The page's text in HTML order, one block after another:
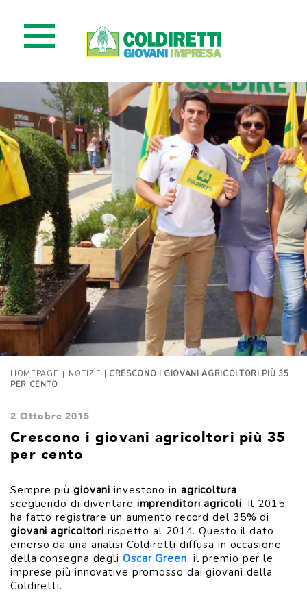
HOMEPAGE | NOTIZIE
| CRESCONO I GIOVANI AGRICOLTORI PIÙ 35
PER CENTO
2 Ottobre 2015
Crescono i giovani agricoltori più 35
per cento
Sempre più giovani investono in agricoltura
scegliendo di diventare imprenditori agricoli. Il 2015
ha fatto registrare un aumento record del 35% di
giovani agricoltori rispetto al 2014. Questo il dato
emerso da una analisi Coldiretti diffusa in occasione
della consegna degli Oscar Green, il premio per le
imprese più innovative promosso dai giovani della
Coldiretti.